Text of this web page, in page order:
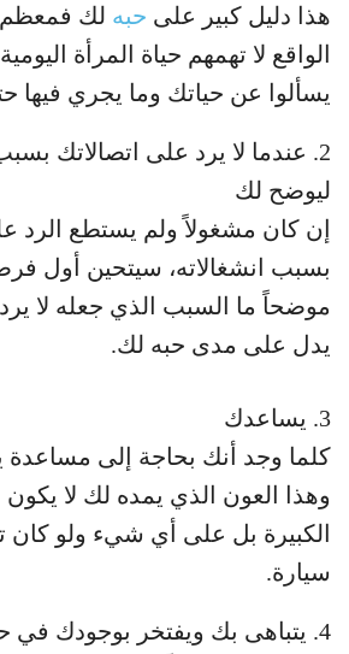
هذا دليل كبير على حبه لك
الواقع لا تهمهم حياة المرأة
يسألوا عن حياتك وما يجري فيها
2. عندما لا يرد على اتصالاتك
ليوضح لك
إن كان مشغولاً ولم يستطع الرد
بسبب انشغالاته، سيتحين أول
موضحاً ما السبب الذي جعله لا
يدل على مدى حبه لك.
3. يساعدك
كلما وجد أنك بحاجة إلى مساعدة
وهذا العون الذي يمده لك لا
الكبيرة بل على أي شيء ولو كان
سيارة.
4. يتباهى بك ويفتخر بوجودك في حياته